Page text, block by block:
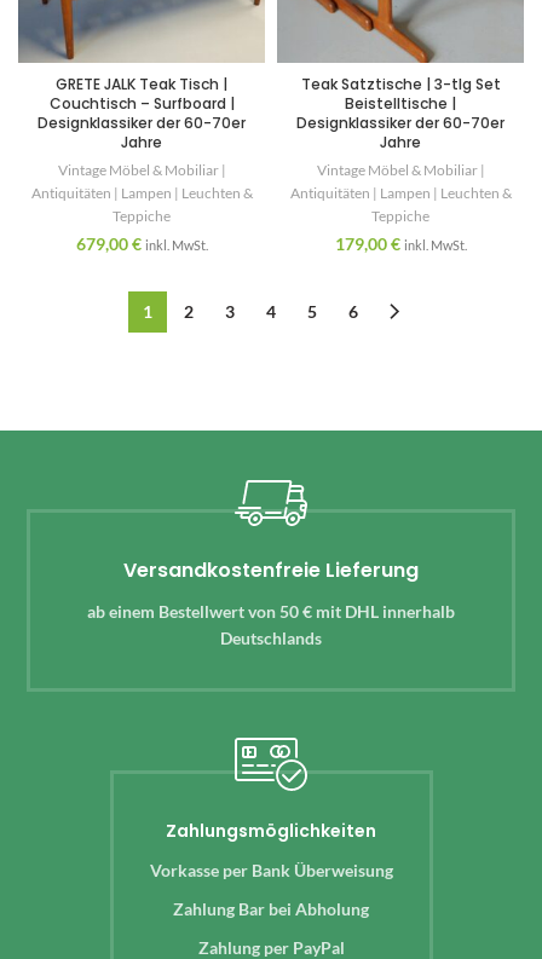
GRETE JALK Teak Tisch |
Couchtisch – Surfboard |
Designklassiker der 60-70er
Jahre
Vintage Möbel & Mobiliar |
Antiquitäten | Lampen | Leuchten &
Teppiche
679,00€ inkl. MwSt.
Teak Satztische | 3-tlg Set
Beistelltische |
Designklassiker der 60-70er
Jahre
Vintage Möbel & Mobiliar |
Antiquitäten | Lampen | Leuchten &
Teppiche
179,00€ inkl. MwSt.
1 2 3 4 5 6
Versandkostenfreie Lieferung
ab einem Bestellwert von 50 € mit DHL innerhalb
Deutschlands
Zahlungsmöglichkeiten
Vorkasse per Bank Überweisung
Zahlung Bar bei Abholung
Zahlung per PayPal